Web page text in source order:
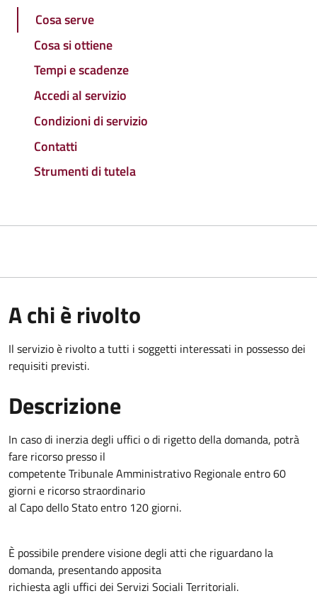
Cosa serve
Cosa si ottiene
Tempi e scadenze
Accedi al servizio
Condizioni di servizio
Contatti
Strumenti di tutela
A chi è rivolto
Il servizio è rivolto a tutti i soggetti interessati in possesso dei
requisiti previsti.
Descrizione
In caso di inerzia degli uffici o di rigetto della domanda, potrà
fare ricorso presso il
competente Tribunale Amministrativo Regionale entro 60
giorni e ricorso straordinario
al Capo dello Stato entro 120 giorni.
È possibile prendere visione degli atti che riguardano la
domanda, presentando apposita
richiesta agli uffici dei Servizi Sociali Territoriali.